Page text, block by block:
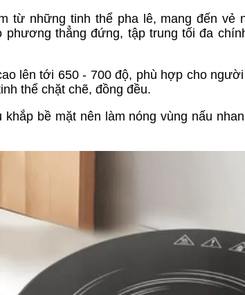
từ những tinh thể pha lê, mang đến vẻ
phương thẳng đứng, tập trung tối đa
lên tới 650 - 700 độ, phù hợp cho
thể chặt chẽ, đồng đều.
bề mặt nên làm nóng vùng nấu